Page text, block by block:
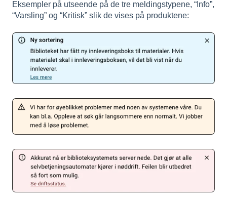
Eksempler på utseende på de tre meldingstypene, “Info”,
“Varsling” og “Kritisk” slik de vises på produktene: